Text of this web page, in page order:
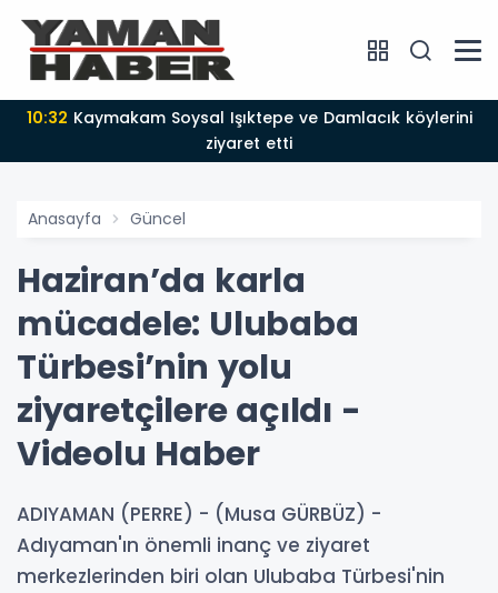
10:32
ziyaret etti
Anasayfa Güncel
Haziran’da karla
mücadele: Ulubaba
Türbesi’nin yolu
ziyaretçilere açıldı -
Videolu Haber
ADIYAMAN (PERRE) - (Musa GÜRBÜZ) -
Adıyaman'ın önemli inanç ve ziyaret
merkezlerinden biri olan Ulubaba Türbesi'nin